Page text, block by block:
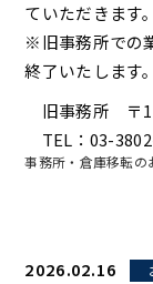
ていただきます。
※旧事務所での
終了いたします。
旧事務所 〒
TEL：03-
事務所・倉庫移転の
2026.02.16